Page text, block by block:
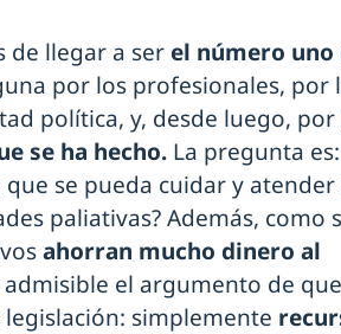
de llegar a ser el número uno
por los profesionales, por
política, y, desde luego, por
se ha hecho. La pregunta
se pueda cuidar y atender
paliativas? Además, como
ahorran mucho dinero al
admisible el argumento de
simplemente